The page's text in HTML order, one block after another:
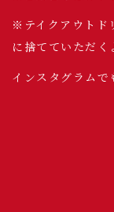
※テイクアウトド
に捨てていただく
インスタグラム